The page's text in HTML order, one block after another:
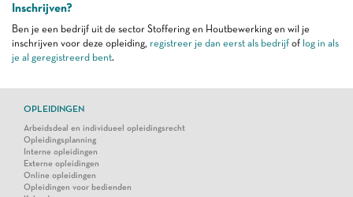
Inschrijven?
Ben je een bedrijf uit de sector Stoffering en Houtbewerking en wil je
inschrijven voor deze opleiding, registreer je dan eerst als bedrijf of log in als
je al geregistreerd bent.
OPLEIDINGEN
Arbeidsdeal en individueel opleidingsrecht
Opleidingsplanning
Interne opleidingen
Externe opleidingen
Online opleidingen
Opleidingen voor bedienden